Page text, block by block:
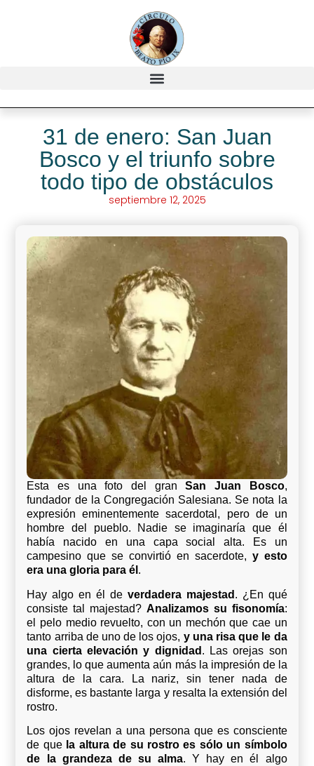
31 de enero: San Juan
Bosco y el triunfo sobre
todo tipo de obstáculos
septiembre 12, 2025
Esta es una foto del granSan Juan Bosco,
fundador de la Congregación Salesiana. Se nota la
expresión eminentemente sacerdotal, pero de un
hombre del pueblo. Nadie se imaginaría que él
había nacido en una capa social alta. Es un
campesino que se convirtió en sacerdote, y esto
era una gloria para él .
Hay algo en él de verdadera majestad . ¿En qué
consiste tal majestad? Analizamos su fisonomía:
el pelo medio revuelto, con un mechón que cae un
tanto arriba de uno de los ojos, y una risa que le da
una cierta elevación y dignidad . Las orejas son
grandes, lo que aumenta aún más la impresión de la
altura de la cara. La nariz, sin tener nada de
disforme, es bastante larga y resalta la extensión del
rostro.
Los ojos revelan a una persona que es consciente
de que la altura de su rostro es sólo un símbolo
de la grandeza de su alma. Y hay en él algo